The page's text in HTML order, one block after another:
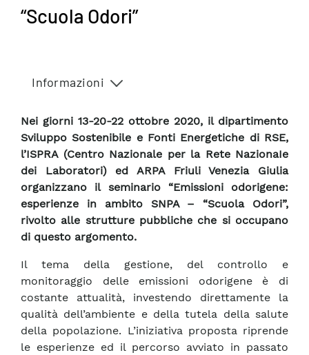
“Scuola Odori”
Informazioni
Nei giorni 13-20-22 ottobre 2020, il dipartimento
Sviluppo Sostenibile e Fonti Energetiche di RSE,
l’ISPRA (Centro Nazionale per la Rete NazionaIe
dei Laboratori) ed ARPA Friuli Venezia Giulia
organizzano il seminario “Emissioni odorigene:
esperienze in ambito SNPA – “Scuola Odori”,
rivolto alle strutture pubbliche che si occupano
di questo argomento.
Il tema della gestione, del controllo e
monitoraggio delle emissioni odorigene è di
costante attualità, investendo direttamente la
qualità dell’ambiente e della tutela della salute
della popolazione. L’iniziativa proposta riprende
le esperienze ed il percorso avviato in passato